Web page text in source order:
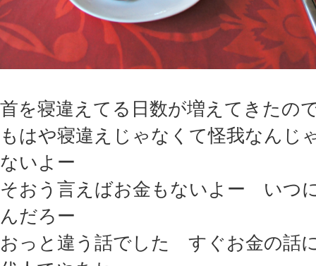
首を寝違えてる日数が増えてきたの
もはや寝違えじゃなくて怪我なん
ないよー
そおう言えばお金もないよー いつ
んだろー
おっと違う話でした すぐお金の話